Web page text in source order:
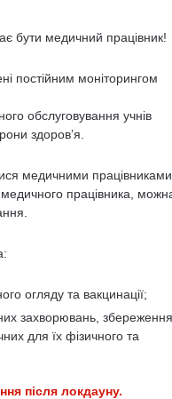
бути медичний працівник!
постійним моніторингом
обслуговування учнів
здоров’я.
медичними працівниками,
медичного працівника,
огляду та вакцинації;
захворювань, збереження
для їх фізичного та
після локдауну.